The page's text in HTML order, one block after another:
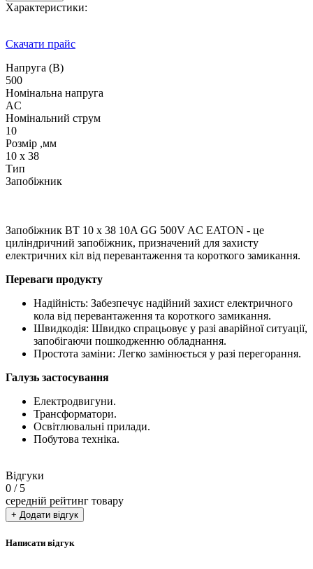
Характеристики:
Скачати прайс
Напруга (В)
500
Номінальна напруга
AC
Номінальний струм
10
Розмір ,мм
10 x 38
Тип
Запобіжник
Запобіжник BT 10 x 38 10A GG 500V AC EATON - це
циліндричний запобіжник, призначений для захисту
електричних кіл від перевантаження та короткого замикання.
Переваги продукту
Надійність: Забезпечує надійний захист електричного
кола від перевантаження та короткого замикання.
Швидкодія: Швидко спрацьовує у разі аварійної ситуації,
запобігаючи пошкодженню обладнання.
Простота заміни: Легко замінюється у разі перегорання.
Галузь застосування
Електродвигуни.
Трансформатори.
Освітлювальні прилади.
Побутова техніка.
Відгуки
0 / 5
середній рейтинг товару
+ Додати відгук
Написати відгук